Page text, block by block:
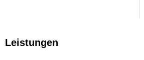
Leistungen